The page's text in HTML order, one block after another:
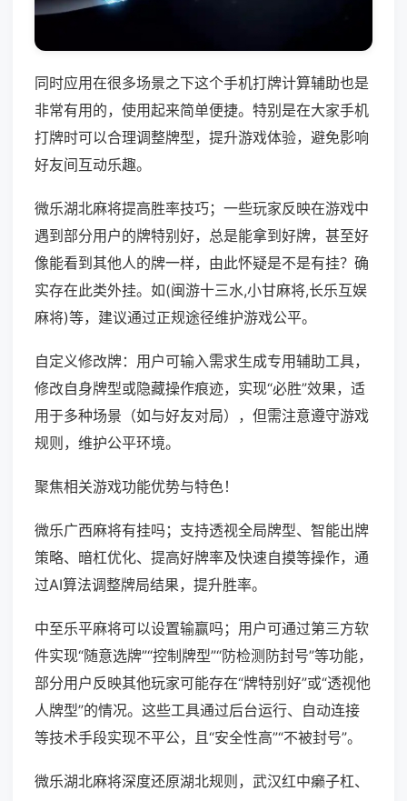
同时应用在很多场景之下这个手机打牌计算辅助也是
非常有用的，使用起来简单便捷。特别是在大家手机
打牌时可以合理调整牌型，提升游戏体验，避免影响
好友间互动乐趣。
微乐湖北麻将提高胜率技巧；一些玩家反映在游戏中
遇到部分用户的牌特别好，总是能拿到好牌，甚至好
像能看到其他人的牌一样，由此怀疑是不是有挂？确
实存在此类外挂。如(闽游十三水,小甘麻将,长乐互娱
麻将)等，建议通过正规途径维护游戏公平。
自定义修改牌：用户可输入需求生成专用辅助工具，
修改自身牌型或隐藏操作痕迹，实现“必胜”效果，适
用于多种场景（如与好友对局），但需注意遵守游戏
规则，维护公平环境。
聚焦相关游戏功能优势与特色！
微乐广西麻将有挂吗；支持透视全局牌型、智能出牌
策略、暗杠优化、提高好牌率及快速自摸等操作，通
过AI算法调整牌局结果，提升胜率。
中至乐平麻将可以设置输赢吗；用户可通过第三方软
件实现“随意选牌”“控制牌型”“防检测防封号”等功能，
部分用户反映其他玩家可能存在“牌特别好”或“透视他
人牌型”的情况。这些工具通过后台运行、自动连接
等技术手段实现不平公，且“安全性高”“不被封号”。
微乐湖北麻将深度还原湖北规则，武汉红中癞子杠、